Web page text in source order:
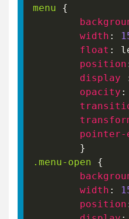
menu
{
width :
float :
position
display
opacity :
pointer-
}
.menu-open
{
width :
position